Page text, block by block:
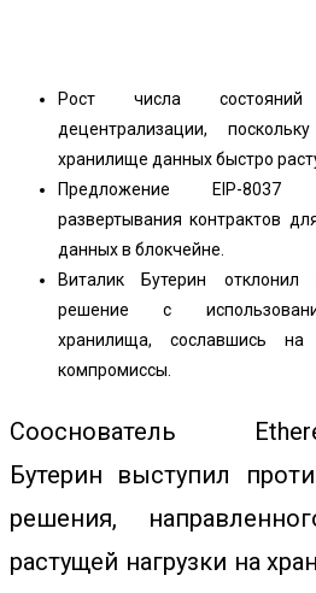
Рост числа
децентрализации,
хранилище данных быстро
Предложение EIP-8037
развертывания контрактов
данных в блокчейне.
Виталик Бутерин отклонил
решение с
хранилища, сославшись
компромиссы.
Сооснователь
Бутерин выступил
решения,
растущей нагрузки на